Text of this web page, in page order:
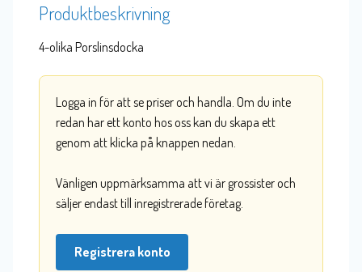
Produktbeskrivning
4-olika Porslinsdocka
Logga in för att se priser och handla. Om du inte
redan har ett konto hos oss kan du skapa ett
genom att klicka på knappen nedan.
Vänligen uppmärksamma att vi är grossister och
säljer endast till inregistrerade företag.
Registrera konto